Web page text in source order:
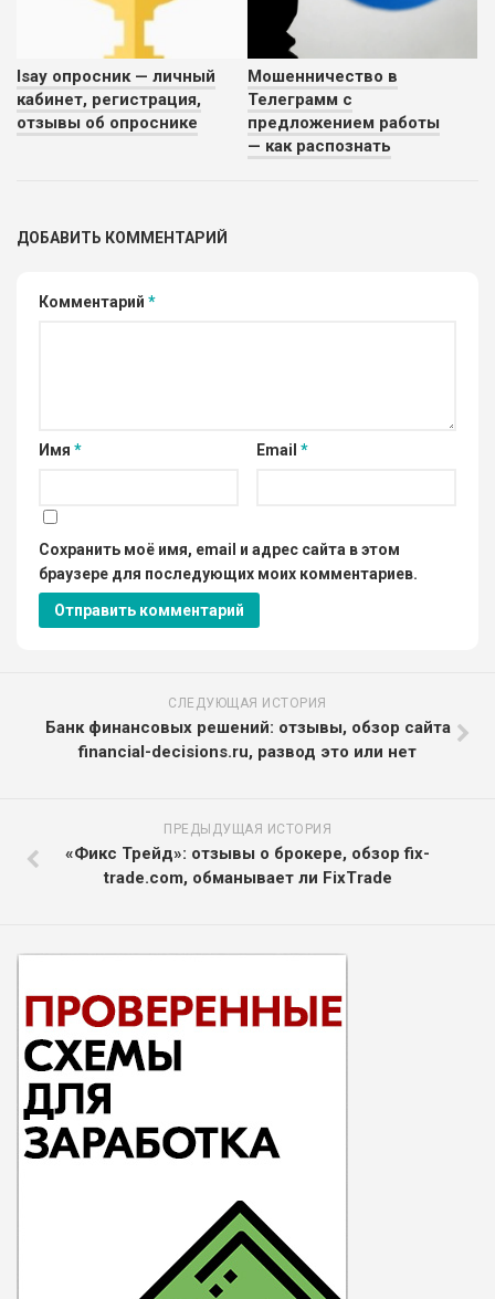
Isay опросник — личный
кабинет, регистрация,
отзывы об опроснике
Мошенничество в
Телеграмм с
предложением работы
— как распознать
ДОБАВИТЬ КОММЕНТАРИЙ
Комментарий *
Имя * Email *
Сохранить моё имя, email и адрес сайта в этом
браузере для последующих моих комментариев.
СЛЕДУЮЩАЯ ИСТОРИЯ
Банк финансовых решений: отзывы, обзор сайта
financial-decisions.ru, развод это или нет
ПРЕДЫДУЩАЯ ИСТОРИЯ
«Фикс Трейд»: отзывы о брокере, обзор fix-
trade.com, обманывает ли FixTrade